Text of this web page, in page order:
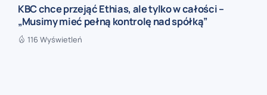
KBC chce przejąć Ethias, ale tylko w całości –
„Musimy mieć pełną kontrolę nad spółką”
116 Wyświetleń